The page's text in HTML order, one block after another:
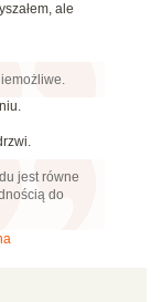
ale
jest równe
do